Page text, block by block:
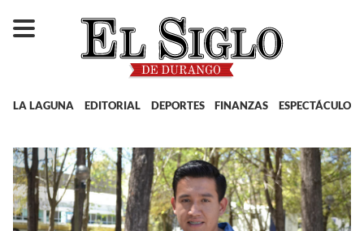
LA LAGUNA EDITORIAL DEPORTES FINANZAS ESPECTÁCULOS